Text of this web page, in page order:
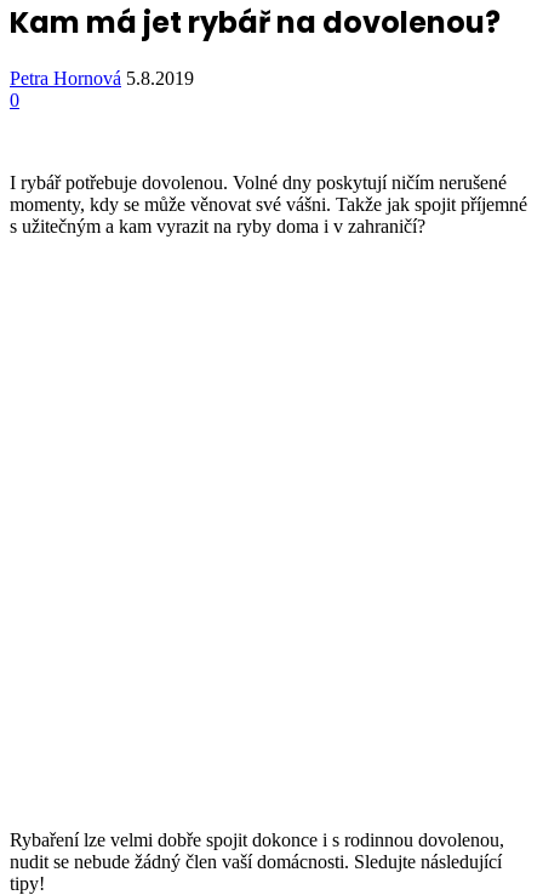
Kam má jet rybář na dovolenou?
Petra Hornová 5.8.2019
0
I rybář potřebuje dovolenou. Volné dny poskytují ničím nerušené
momenty, kdy se může věnovat své vášni. Takže jak spojit příjemné
s užitečným a kam vyrazit na ryby doma i v zahraničí?
Rybaření lze velmi dobře spojit dokonce i s rodinnou dovolenou,
nudit se nebude žádný člen vaší domácnosti. Sledujte následující
tipy!